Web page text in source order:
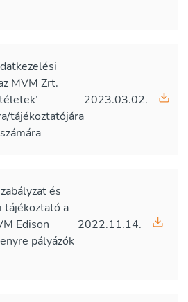
MVM Zrt.
tájékoztatójára
2023.03.02.
és
tájékoztató a
Edison
pályázók
2022.11.14.